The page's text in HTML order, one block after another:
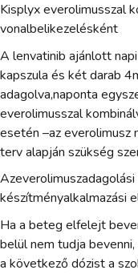
Kisplyx everolimusszal
vonalbelikezelésként
A lenvatinib ajánlott
kapszula és két darab
adagolva,naponta
everolimusszal
esetén –az everolimusz
terv alapján szükség
készítményalkalmazási
Ha a beteg elfelejt
belül nem tudja
a következő dózist a